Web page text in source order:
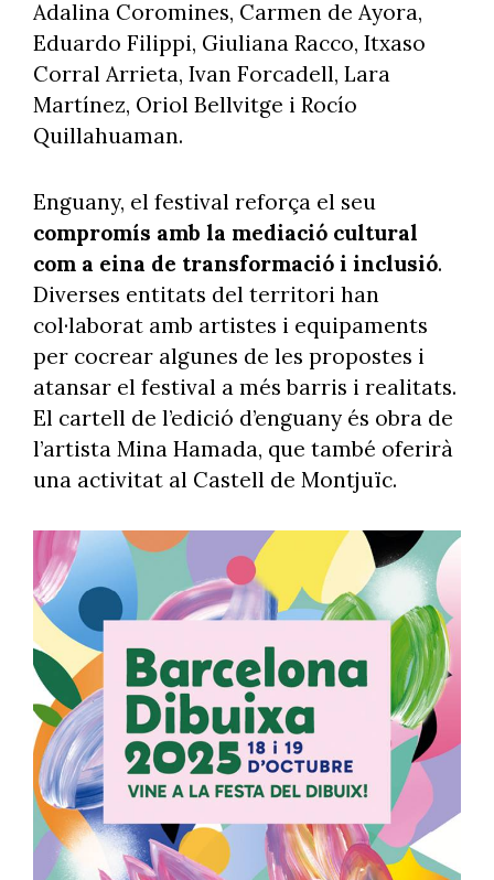
Adalina Coromines, Carmen de Ayora,
Eduardo Filippi, Giuliana Racco, Itxaso
Corral Arrieta, Ivan Forcadell, Lara
Martínez, Oriol Bellvitge i Rocío
Quillahuaman.
Enguany, el festival reforça el seu
compromís amb la mediació cultural
com a eina de transformació i inclusió.
Diverses entitats del territori han
col·laborat amb artistes i equipaments
per cocrear algunes de les propostes i
atansar el festival a més barris i realitats.
El cartell de l’edició d’enguany és obra de
l’artista Mina Hamada, que també oferirà
una activitat al Castell de Montjuïc.